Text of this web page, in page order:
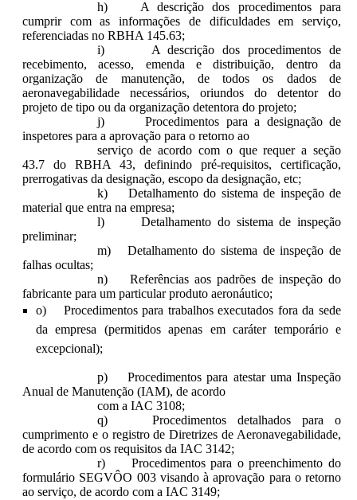
h) A descrição dos procedimentos para
cumprir com as informações de dificuldades em serviço,
referenciadas no RBHA 145.63;
i) A descrição dos procedimentos de
recebimento, acesso, emenda e distribuição, dentro da
organização de manutenção, de todos os dados de
aeronavegabilidade necessários, oriundos do detentor do
projeto de tipo ou da organização detentora do projeto;
j) Procedimentos para a designação de
inspetores para a aprovação para o retorno ao
serviço de acordo com o que requer a seção
43.7 do RBHA 43, definindo pré-requisitos, certificação,
prerrogativas da designação, escopo da designação, etc;
k) Detalhamento do sistema de inspeção de
material que entra na empresa;
l) Detalhamento do sistema de inspeção
preliminar;
m) Detalhamento do sistema de inspeção de
falhas ocultas;
n) Referências aos padrões de inspeção do
fabricante para um particular produto aeronáutico;
o) Procedimentos para trabalhos executados fora da sede
da empresa (permitidos apenas em caráter temporário e
excepcional);
p) Procedimentos para atestar uma Inspeção
Anual de Manutenção (IAM), de acordo
com a IAC 3108;
q) Procedimentos detalhados para o
cumprimento e o registro de Diretrizes de Aeronavegabilidade,
de acordo com os requisitos da IAC 3142;
r) Procedimentos para o preenchimento do
formulário SEGVÔO 003 visando à aprovação para o retorno
ao serviço, de acordo com a IAC 3149;